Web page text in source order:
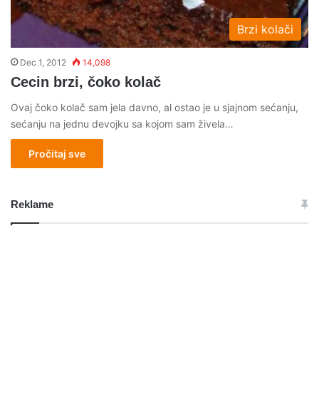
Brzi kolači
Dec 1, 2012 14,098
Cecin brzi, čoko kolač
Ovaj čoko kolač sam jela davno, al ostao je u sjajnom sećanju,
sećanju na jednu devojku sa kojom sam živela…
Pročitaj sve
Reklame